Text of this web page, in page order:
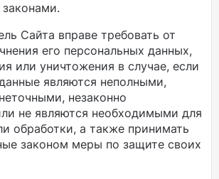
Сайта вправе требовать от
его персональных данных,
или уничтожения в случае, если
являются неполными,
незаконно
не являются необходимыми для
обработки, а также принимать
законом меры по защите своих